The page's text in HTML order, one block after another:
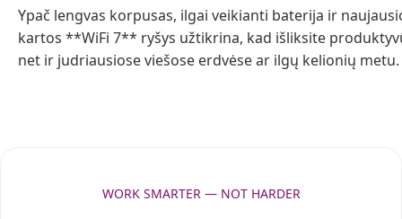
Ypač lengvas korpusas, ilgai veikianti baterija ir
kartos **WiFi 7** ryšys užtikrina, kad išliksite
net ir judriausiose viešose erdvėse ar ilgų kelionių metu.
WORK SMARTER — NOT HARDER